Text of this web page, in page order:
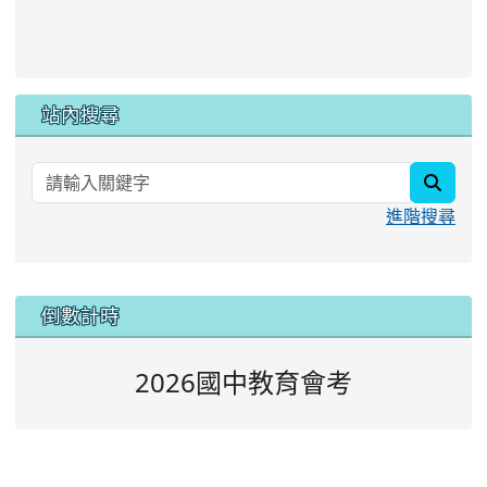
站內搜尋
進階搜尋
::: 倒數計時
2026國中教育會考